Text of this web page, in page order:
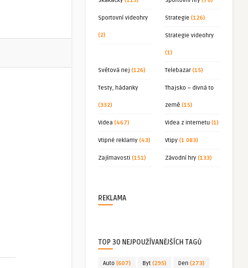
Sportovní videohry
(2)
Strategie (126)
Strategie videohry
(1)
Světová nej (126) Telebazar(15)
Testy, hádanky
(332)
Thajsko – divná to
země (15)
Videa (467) Videa z internetu (1)
Vtipné reklamy (43) Vtipy (1 083)
Zajímavosti (151) Závodní hry (133)
REKLAMA
TOP 30 NEJPOUŽÍVANĚJŠÍCH TAGŮ
Auto (607) Byt (295) Den (273)